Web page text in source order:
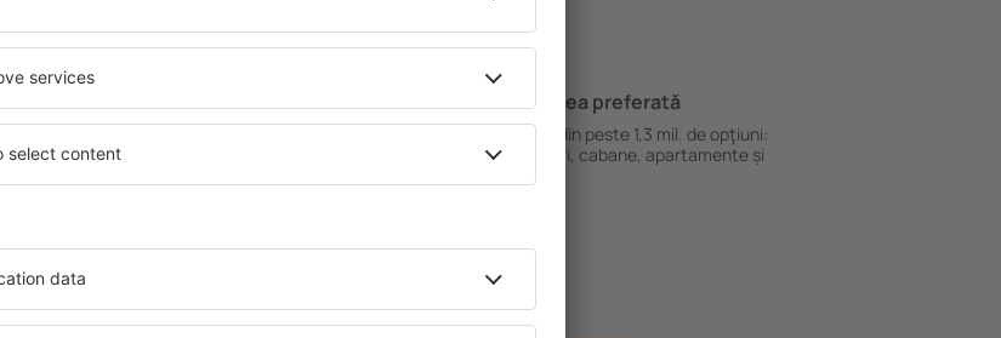
Economiseşte mai mult Cazarea preferată
Alege din peste 1,3 mil. de opţiuni:
hoteluri, cabane, apartamente și
eSky